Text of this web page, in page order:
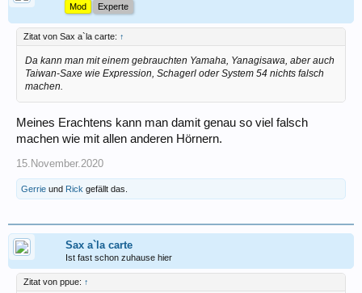
Mod Experte
Zitat von Sax a`la carte: ↑
Da kann man mit einem gebrauchten Yamaha, Yanagisawa, aber auch
Taiwan-Saxe wie Expression, Schagerl oder System 54 nichts falsch
machen.
Meines Erachtens kann man damit genau so viel falsch
machen wie mit allen anderen Hörnern.
15.November.2020
Gerrie und Rick gefällt das.
Sax a`la carte
Ist fast schon zuhause hier
Zitat von ppue: ↑